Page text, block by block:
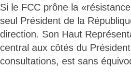
Si le FCC prône la
seul Président de la
direction. Son Haut
central aux côtés du
consultations, est sans